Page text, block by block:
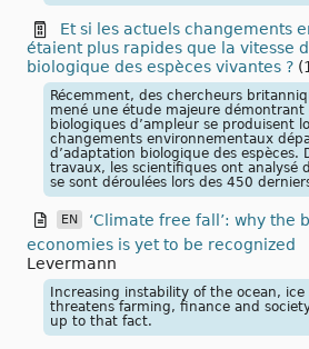
Et si les actuels changements
étaient plus rapides que la vitesse
biologique des espèces vivantes ?
Récemment, des chercheurs
mené une étude majeure démontrant
biologiques d’ampleur se produisent
changements environnementaux
d’adaptation biologique des espèces.
travaux, les scientifiques ont analysé
se sont déroulées lors des 450
EN
‘Climate free fall’: why the
economies is yet to be recognized
Levermann
Increasing instability of the ocean,
threatens farming, finance and
up to that fact.